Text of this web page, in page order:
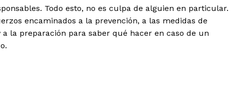
Todo esto, no es culpa de alguien en particular.
encaminados a la prevención, a las medidas de
la preparación para saber qué hacer en caso de un